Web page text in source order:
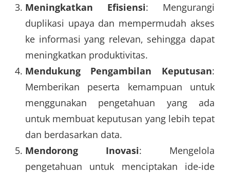
Meningkatkan Efisiensi: Mengurangi
duplikasi upaya dan mempermudah akses
ke informasi yang relevan, sehingga dapat
meningkatkan produktivitas.
Mendukung Pengambilan Keputusan:
Memberikan peserta kemampuan untuk
menggunakan pengetahuan yang ada
untuk membuat keputusan yang lebih tepat
dan berdasarkan data.
Mendorong Inovasi: Mengelola
pengetahuan untuk menciptakan ide-ide